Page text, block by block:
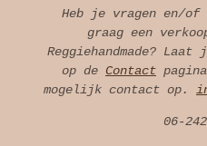
Heb je vragen en/of
graag een
Reggiehandmade?
op de Contact
mogelijk contact op.
06-